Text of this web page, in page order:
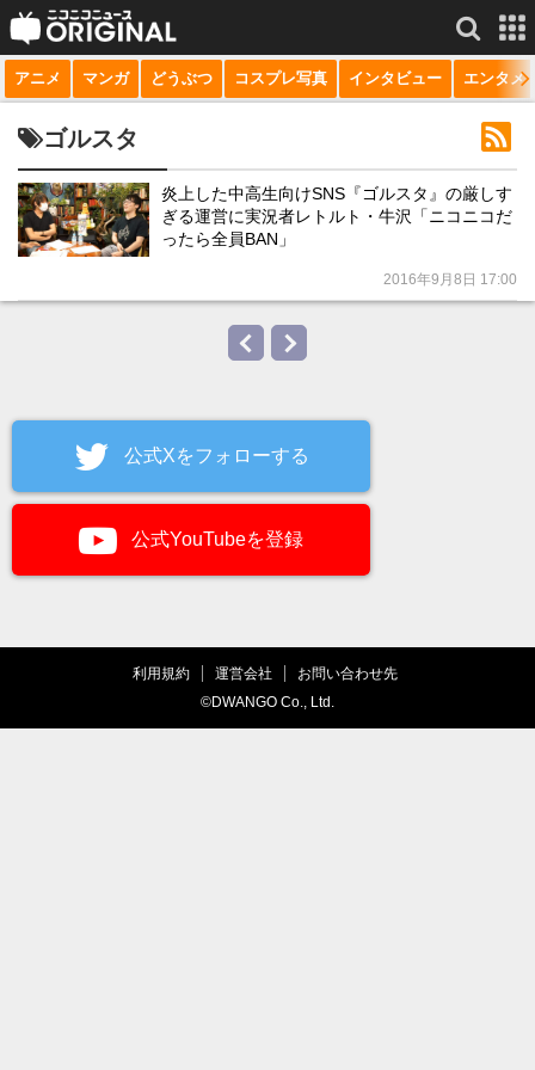
サービス一覧 もっと見る
niconico
動画
生放送
ニコニコQ
アニメ マンガ どうぶつ コスプレ写真 インタビュー エンタメ
ゴルスタ
炎上した中高生向けSNS『ゴルスタ』の厳しす
ぎる運営に実況者レトルト・牛沢「ニコニコだ
ったら全員BAN」
2016年9月8日 17:00
公式Xをフォローする
公式YouTubeを登録
利用規約 運営会社
お問い合わせ先
©DWANGO Co., Ltd.